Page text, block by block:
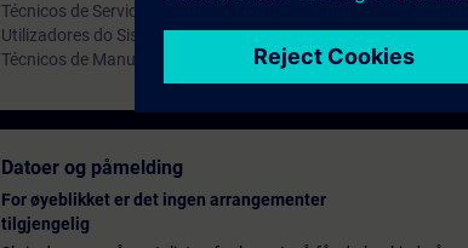
Técnicos de Service;
Utilizadores do Sistema;
Técnicos de Manutenção;
Datoer og påmelding
For øyeblikket er det ingen arrangementer
tilgjengelig